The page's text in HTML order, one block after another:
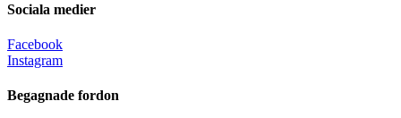
Sociala medier
Facebook
Instagram
Begagnade fordon